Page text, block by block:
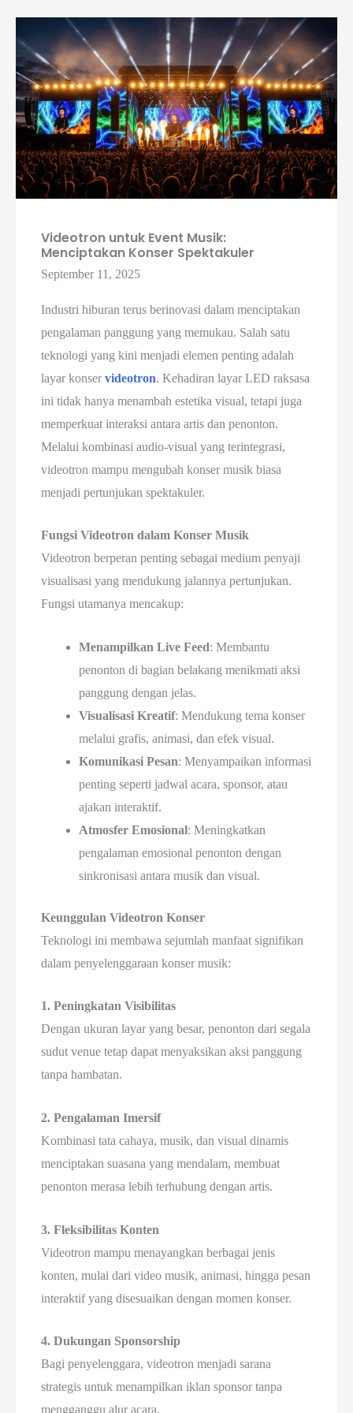
Videotron untuk Event Musik:
Menciptakan Konser Spektakuler
September 11, 2025
Industri hiburan terus berinovasi dalam menciptakan
pengalaman panggung yang memukau. Salah satu
teknologi yang kini menjadi elemen penting adalah
layar konser videotron. Kehadiran layar LED raksasa
ini tidak hanya menambah estetika visual, tetapi juga
memperkuat interaksi antara artis dan penonton.
Melalui kombinasi audio-visual yang terintegrasi,
videotron mampu mengubah konser musik biasa
menjadi pertunjukan spektakuler.
Fungsi Videotron dalam Konser Musik
Videotron berperan penting sebagai medium penyaji
visualisasi yang mendukung jalannya pertunjukan.
Fungsi utamanya mencakup:
Menampilkan Live Feed: Membantu
penonton di bagian belakang menikmati aksi
panggung dengan jelas.
Visualisasi Kreatif: Mendukung tema konser
melalui grafis, animasi, dan efek visual.
Komunikasi Pesan: Menyampaikan informasi
penting seperti jadwal acara, sponsor, atau
ajakan interaktif.
Atmosfer Emosional: Meningkatkan
pengalaman emosional penonton dengan
sinkronisasi antara musik dan visual.
Keunggulan Videotron Konser
Teknologi ini membawa sejumlah manfaat signifikan
dalam penyelenggaraan konser musik:
1. Peningkatan Visibilitas
Dengan ukuran layar yang besar, penonton dari segala
sudut venue tetap dapat menyaksikan aksi panggung
tanpa hambatan.
2. Pengalaman Imersif
Kombinasi tata cahaya, musik, dan visual dinamis
menciptakan suasana yang mendalam, membuat
penonton merasa lebih terhubung dengan artis.
3. Fleksibilitas Konten
Videotron mampu menayangkan berbagai jenis
konten, mulai dari video musik, animasi, hingga pesan
interaktif yang disesuaikan dengan momen konser.
4. Dukungan Sponsorship
Bagi penyelenggara, videotron menjadi sarana
strategis untuk menampilkan iklan sponsor tanpa
mengganggu alur acara.